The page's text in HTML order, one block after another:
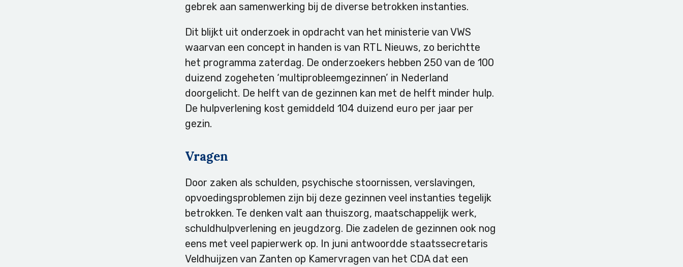
gebrek aan samenwerking bij de diverse betrokken instanties.
Dit blijkt uit onderzoek in opdracht van het ministerie van VWS
waarvan een concept in handen is van RTL Nieuws, zo berichtte
het programma zaterdag. De onderzoekers hebben 250 van de 100
duizend zogeheten ‘multiprobleemgezinnen’ in Nederland
doorgelicht. De helft van de gezinnen kan met de helft minder hulp.
De hulpverlening kost gemiddeld 104 duizend euro per jaar per
gezin.
Vragen
Door zaken als schulden, psychische stoornissen, verslavingen,
opvoedingsproblemen zijn bij deze gezinnen veel instanties tegelijk
betrokken. Te denken valt aan thuiszorg, maatschappelijk werk,
schuldhulpverlening en jeugdzorg. Die zadelen de gezinnen ook nog
eens met veel papierwerk op. In juni antwoordde staatssecretaris
Veldhuijzen van Zanten op Kamervragen van het CDA dat een